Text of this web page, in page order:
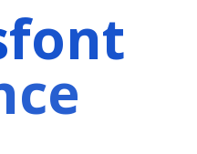
font